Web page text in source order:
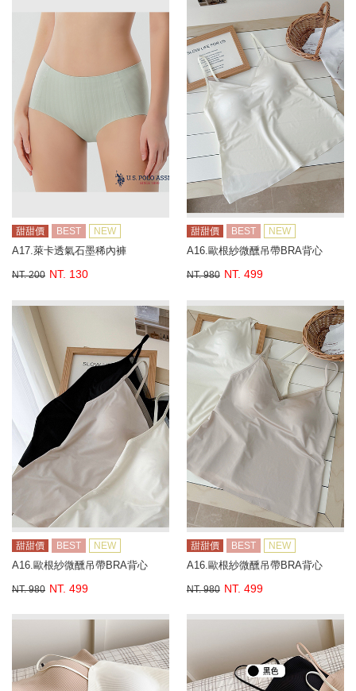
甜甜價 BEST NEW
A17.萊卡透氣石墨稀內褲
NT. 200 NT. 130
甜甜價 BEST NEW
A16.歐根紗微醺吊帶BRA背心
NT. 980 NT. 499
甜甜價 BEST NEW
A16.歐根紗微醺吊帶BRA背心
NT. 980 NT. 499
甜甜價 BEST NEW
A16.歐根紗微醺吊帶BRA背心
NT. 980 NT. 499